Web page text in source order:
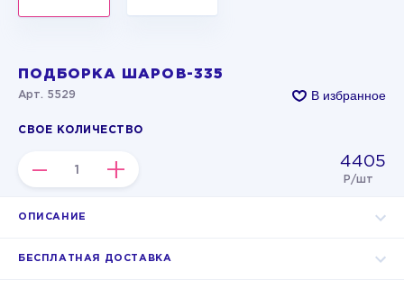
ПОДБОРКА ШАРОВ-335
Арт. 5529 В избранное
СВОЕ КОЛИЧЕСТВО
– + 4405
Р/шт
ОПИСАНИЕ
БЕСПЛАТНАЯ ДОСТАВКА